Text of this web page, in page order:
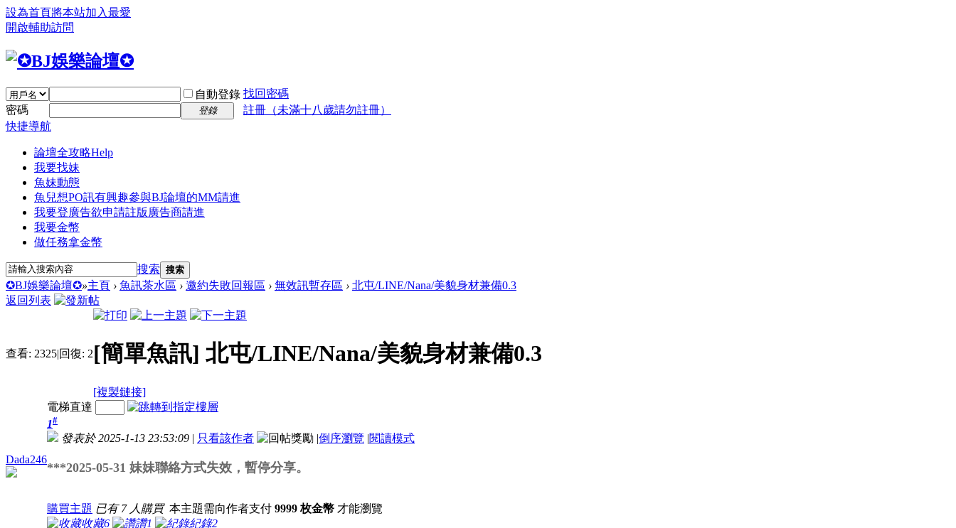
設為首頁將本站加入最愛
開啟輔助訪問
自動登錄 找回密碼
密碼
登錄
註冊（未滿十八歲請勿註冊）
快捷導航
論壇全攻略Help
我要找妹
魚妹動態
魚兒想PO訊有興趣參與BJ論壇的MM請進
我要登廣告欲申請註版廣告商請進
我要金幣
做任務拿金幣
搜索 搜索
✪BJ娛樂論壇✪»主頁 › 魚訊茶水區 › 邀約失敗回報區 › 無效訊暫存區 › 北屯/LINE/Nana/美貌身材兼備0.3
返回列表
查看: 2325|回復: 2[簡單魚訊] 北屯/LINE/Nana/美貌身材兼備0.3
[複製鏈接]
Dada246
電梯直達
1#
發表於 2025-1-13 23:53:09 | 只看該作者 |倒序瀏覽 |閱讀模式
***2025-05-31 妹妹聯絡方式失效，暫停分享。
購買主題 已有 7 人購買 本主題需向作者支付 9999 枚金幣 才能瀏覽
收藏6 讚1 紀錄2